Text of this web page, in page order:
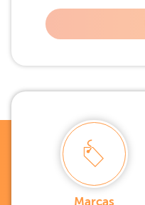
Marcas